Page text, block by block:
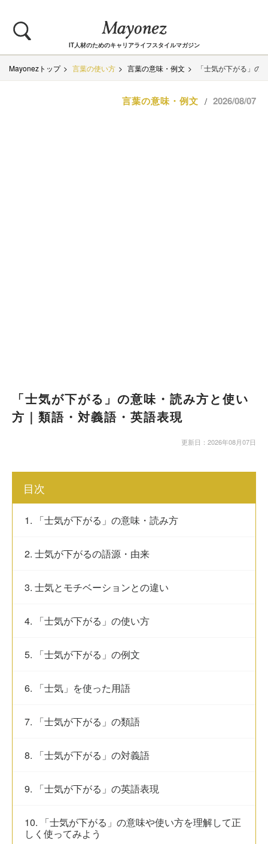
IT人材のためのキャリアライフスタイルマガジン
Mayonezトップ 言葉の使い方 言葉の意味・例文 「士気が下がる」の
言葉の意味・例文 / 2026/08/07
「士気が下がる」の意味・読み方と使い
方｜類語・対義語・英語表現
更新日：2026年08月07日
目次
1. 「士気が下がる」の意味・読み方
2. 士気が下がるの語源・由来
3. 士気とモチベーションとの違い
4. 「士気が下がる」の使い方
5. 「士気が下がる」の例文
6. 「士気」を使った用語
7. 「士気が下がる」の類語
8. 「士気が下がる」の対義語
9. 「士気が下がる」の英語表現
10. 「士気が下がる」の意味や使い方を理解して正
しく使ってみよう